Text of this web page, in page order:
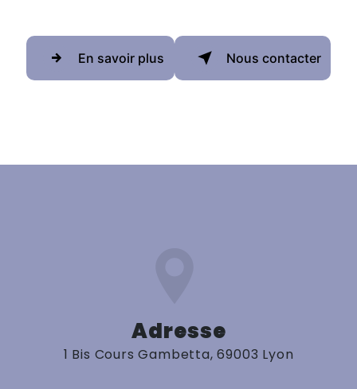
En savoir plus Nous contacter
Adresse
1 Bis Cours Gambetta, 69003 Lyon